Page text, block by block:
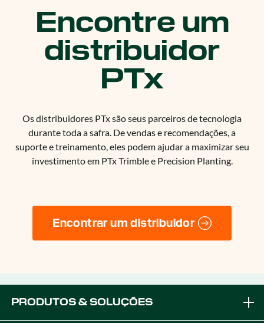
Encontre um
distribuidor
PTx
Os distribuidores PTx são seus parceiros de tecnologia
durante toda a safra. De vendas e recomendações, a
suporte e treinamento, eles podem ajudar a maximizar seu
investimento em PTx Trimble e Precision Planting.
Encontrar um distribuidor
PRODUTOS & SOLUÇÕES